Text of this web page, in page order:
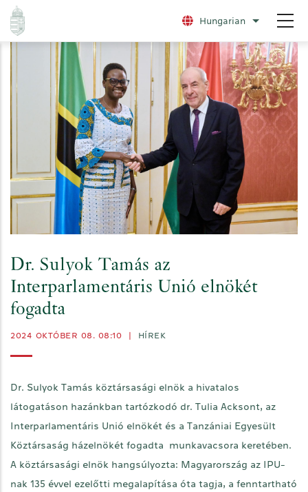
Ugrás
tartalomra
Hungarian További
Dr. Sulyok Tamás az
Interparlamentáris Unió elnökét
fogadta
2024 OKTÓBER 08. 08:10 HÍREK
Dr. Sulyok Tamás köztársasági elnök a hivatalos
látogatáson hazánkban tartózkodó dr. Tulia Acksont, az
Interparlamentáris Unió elnökét és a Tanzániai Egyesült
Köztársaság házelnökét fogadta munkavacsora keretében.
A köztársasági elnök hangsúlyozta: Magyarország az IPU-
nak 135 évvel ezelőtti megalapítása óta tagja, a fenntartható